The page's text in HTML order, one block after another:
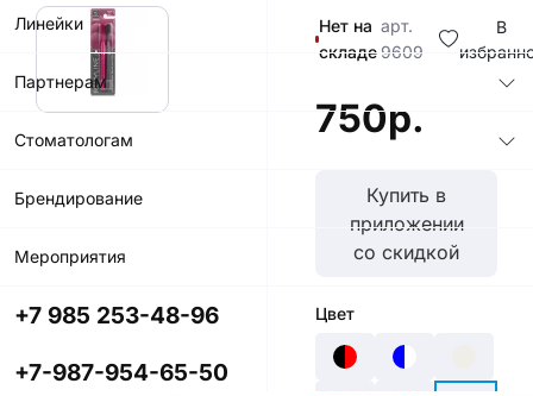
Линейки
Партнерам
Стоматологам
Брендирование
Мероприятия
+7 985 253-48-96
+7-987-954-65-50
Нет на
складе
арт.
9609
В
750р.
Купить в
приложении
со скидкой
Цвет